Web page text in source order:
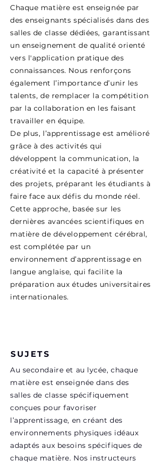
Chaque matière est enseignée par
des enseignants spécialisés dans des
salles de classe dédiées, garantissant
un enseignement de qualité orienté
vers l'application pratique des
connaissances. Nous renforçons
également l’importance d’unir les
talents, de remplacer la compétition
par la collaboration en les faisant
travailler en équipe.
De plus, l’apprentissage est amélioré
grâce à des activités qui
développent la communication, la
créativité et la capacité à présenter
des projets, préparant les étudiants à
faire face aux défis du monde réel.
Cette approche, basée sur les
dernières avancées scientifiques en
matière de développement cérébral,
est complétée par un
environnement d’apprentissage en
langue anglaise, qui facilite la
préparation aux études universitaires
internationales.
SUJETS
Au secondaire et au lycée, chaque
matière est enseignée dans des
salles de classe spécifiquement
conçues pour favoriser
l’apprentissage, en créant des
environnements physiques idéaux
adaptés aux besoins spécifiques de
chaque matière. Nos instructeurs